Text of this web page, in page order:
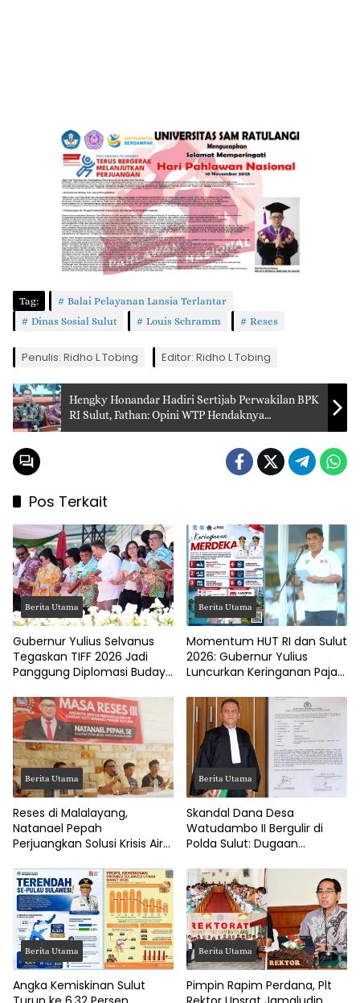
Tag:
Balai Pelayanan Lansia Terlantar
Dinas Sosial Sulut
Louis Schramm Reses
Penulis: Ridho L Tobing Editor: Ridho L Tobing
Hengky Honandar Hadiri Sertijab Perwakilan BPK
RI Sulut, Fathan: Opini WTP Hendaknya
Berimplikasi Langsung Pada Masyarakat
Pos Terkait
Berita Utama
Gubernur Yulius Selvanus
Tegaskan TIFF 2026 Jadi
Panggung Diplomasi Budaya
Berita Utama
Momentum HUT RI dan Sulut
2026: Gubernur Yulius
Luncurkan Keringanan Pajak
Berita Utama
Reses di Malalayang,
Natanael Pepah
Perjuangkan Solusi Krisis Air
DPRD Manado
Berita Utama
Skandal Dana Desa
Watudambo II Bergulir di
Polda Sulut: Dugaan
Hingga Jalan Tani Rp214
Juta
Berita Utama
Angka Kemiskinan Sulut
Berita Utama
Pimpin Rapim Perdana, Plt